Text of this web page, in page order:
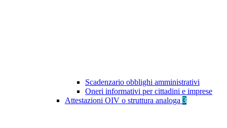
Scadenzario obblighi amministrativi
Oneri informativi per cittadini e imprese
Attestazioni OIV o struttura analoga 3